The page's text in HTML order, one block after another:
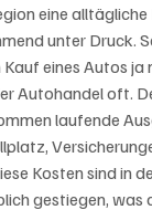
eine
unter Druck.
eines Autos ja
Autohandel oft.
laufende
Kosten sind in
gestiegen, was